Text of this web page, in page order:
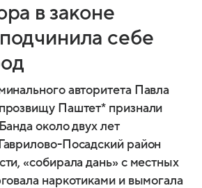
в законе
себе
авторитета Павла
Паштет* признали
около двух лет
Посадский район
«собирала дань» с местных
наркотиками и вымогала